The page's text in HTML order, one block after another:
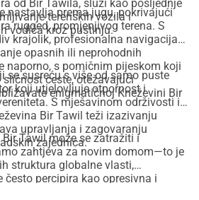
od Bir Tawila, služi kao posljednje
terenskih vozila i
vodiča kroz pustinju.
nastavlja prema jugu, pokrivajući
rugged, promjenjivog terena. S
krajolik, profesionalna navigacija
opasnih ili neprohodnih
naporno, s pomičnim pijeskom koji
ceste, otežavajući
enigmatičnoj Kneževini Bir
se susreću s više od samo puste
koji utjelovljuje otpornost i
S mješavinom održivosti i
Bir Tawil teži izazivanju
upravljanja i zagovaranju
zajednica.
Tawil može se zatražiti i
zahtjeva za novim domom—to je
struktura globalne vlasti,
često percipira kao opresivna i